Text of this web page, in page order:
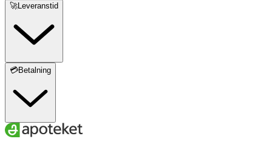
🚀Leveranstid
💳Betalning